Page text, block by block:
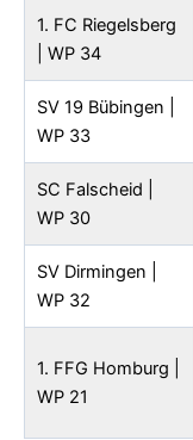
1. FC Riegelsberg
| WP 34
SV 19 Bübingen |
WP 33
SC Falscheid |
WP 30
SV Dirmingen |
WP 32
1. FFG Homburg |
WP 21